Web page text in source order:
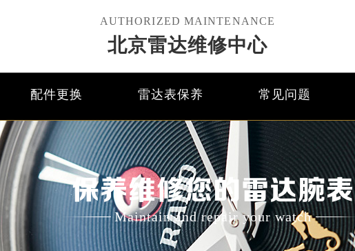
AUTHORIZED MAINTENANCE
北京雷达维修中心
配件更换 雷达表保养 常见问题
保养维修您的雷达腕表
Maintain and repair your watch